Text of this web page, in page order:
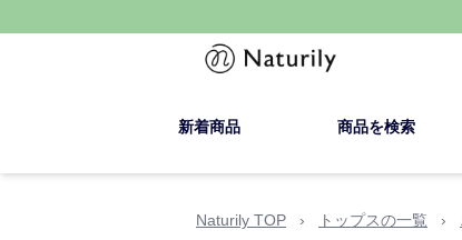
新着商品 商品を検索
Naturily TOP › トップスの一覧 ›